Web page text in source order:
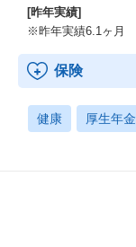
[昨年実績]
※昨年実績6.1ヶ月
保険
健康 厚生年金